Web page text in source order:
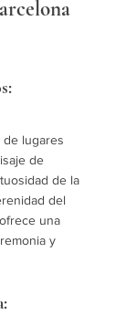
de lugares
de
de la
del
una
y